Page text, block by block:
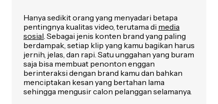
Hanya sedikit orang yang menyadari betapa
pentingnya kualitas video, terutama di media
sosial . Sebagai jenis konten brand yang paling
berdampak, setiap klip yang kamu bagikan harus
jernih, jelas, dan rapi. Satu unggahan yang buram
saja bisa membuat penonton enggan
berinteraksi dengan brand kamu dan bahkan
menciptakan kesan yang bertahan lama
sehingga mengusir calon pelanggan selamanya.